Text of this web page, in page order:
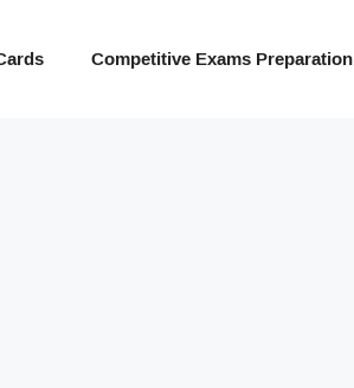
Competitive Exams Preparation